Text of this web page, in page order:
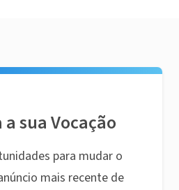
sua Vocação
para mudar o
mais recente de